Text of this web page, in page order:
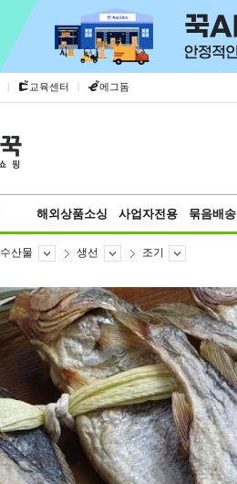
| 교육센터 | 에그돔
해외상품소싱 사업자전용 묶음배송
수산물 생선 조기